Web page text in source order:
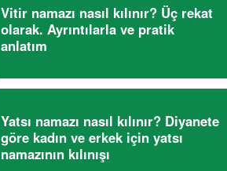
Vitir namazı nasıl kılınır? Üç rekat
olarak. Ayrıntılarla ve pratik
anlatım
Yatsı namazı nasıl kılınır? Diyanete
göre kadın ve erkek için yatsı
namazının kılınışı